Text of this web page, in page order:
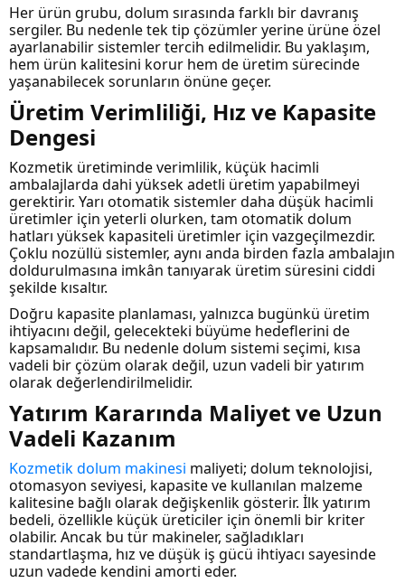
Her ürün grubu, dolum sırasında farklı bir davranış
sergiler. Bu nedenle tek tip çözümler yerine ürüne özel
ayarlanabilir sistemler tercih edilmelidir. Bu yaklaşım,
hem ürün kalitesini korur hem de üretim sürecinde
yaşanabilecek sorunların önüne geçer.
Üretim Verimliliği, Hız ve Kapasite
Dengesi
Kozmetik üretiminde verimlilik, küçük hacimli
ambalajlarda dahi yüksek adetli üretim yapabilmeyi
gerektirir. Yarı otomatik sistemler daha düşük hacimli
üretimler için yeterli olurken, tam otomatik dolum
hatları yüksek kapasiteli üretimler için vazgeçilmezdir.
Çoklu nozüllü sistemler, aynı anda birden fazla ambalajın
doldurulmasına imkân tanıyarak üretim süresini ciddi
şekilde kısaltır.
Doğru kapasite planlaması, yalnızca bugünkü üretim
ihtiyacını değil, gelecekteki büyüme hedeflerini de
kapsamalıdır. Bu nedenle dolum sistemi seçimi, kısa
vadeli bir çözüm olarak değil, uzun vadeli bir yatırım
olarak değerlendirilmelidir.
Yatırım Kararında Maliyet ve Uzun
Vadeli Kazanım
Kozmetik dolum makinesi maliyeti; dolum teknolojisi,
otomasyon seviyesi, kapasite ve kullanılan malzeme
kalitesine bağlı olarak değişkenlik gösterir. İlk yatırım
bedeli, özellikle küçük üreticiler için önemli bir kriter
olabilir. Ancak bu tür makineler, sağladıkları
standartlaşma, hız ve düşük iş gücü ihtiyacı sayesinde
uzun vadede kendini amorti eder.